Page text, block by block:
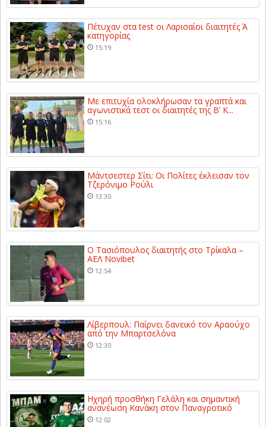
Πέτυχαν στα test οι Λαρισαίοι διαιτητές Ά
κατηγορίας
15:19
Με επιτυχία ολοκλήρωσαν τα γραπτά και
αγωνιστικά τεστ οι διαιτητές της Β’ Κ...
15:16
Μάντσεστερ Σίτι: Οι Πολίτες έκλεισαν τον
Τζερόνιμο Ρούλι
13:30
Ο Τασιόπουλος διαιτητής στο Τρίκαλα –
ΑΕΛ Novibet
12:54
Λίβερπουλ: Παίρνει δανεικό τον Αραούχο
από την Μπαρτσελόνα
12:30
Ηχηρή προσθήκη Γελάλη και σημαντική
ανανέωση Κανάκη στον Παναγροτικό
12:02